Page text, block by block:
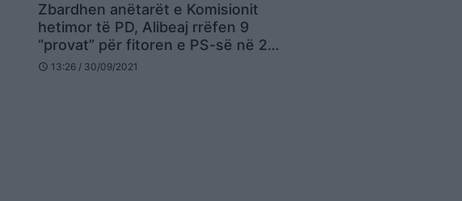
Zbardhen anëtarët e Komisionit
hetimor të PD, Alibeaj rrëfen 9
“provat” për fitoren e PS-së në 25
prill
schedule 13:26 / 30/09/2021